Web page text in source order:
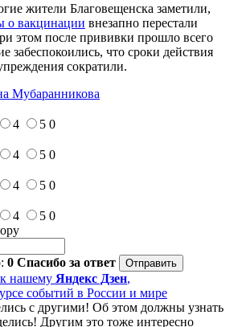
жители Благовещенска заметили,
о вакцинации внезапно перестали
этом после прививки прошло всего
забеспокоились, что сроки действия
сократили.
Мубаранникова
4 5 0
4 5 0
4 5 0
4 5 0
0 Спасибо за ответ
нашему Яндекс Дзен,
событий в России и мире
с другими! Об этом должны узнать
Другим это тоже интересно